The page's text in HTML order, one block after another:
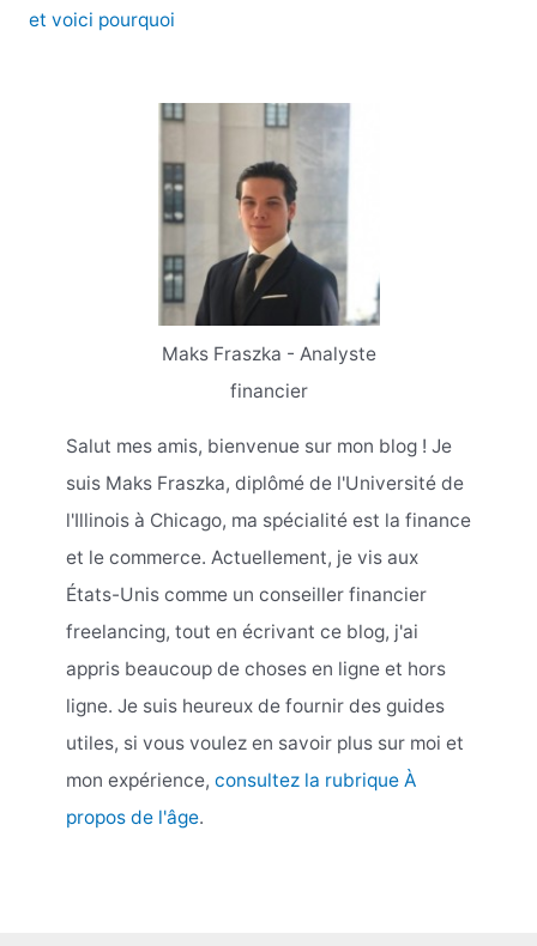
et voici pourquoi
Maks Fraszka - Analyste
financier
Salut mes amis, bienvenue sur mon blog ! Je
suis Maks Fraszka, diplômé de l'Université de
l'Illinois à Chicago, ma spécialité est la finance
et le commerce. Actuellement, je vis aux
États-Unis comme un conseiller financier
freelancing, tout en écrivant ce blog, j'ai
appris beaucoup de choses en ligne et hors
ligne. Je suis heureux de fournir des guides
utiles, si vous voulez en savoir plus sur moi et
mon expérience, consultez la rubrique À
propos de l'âge.